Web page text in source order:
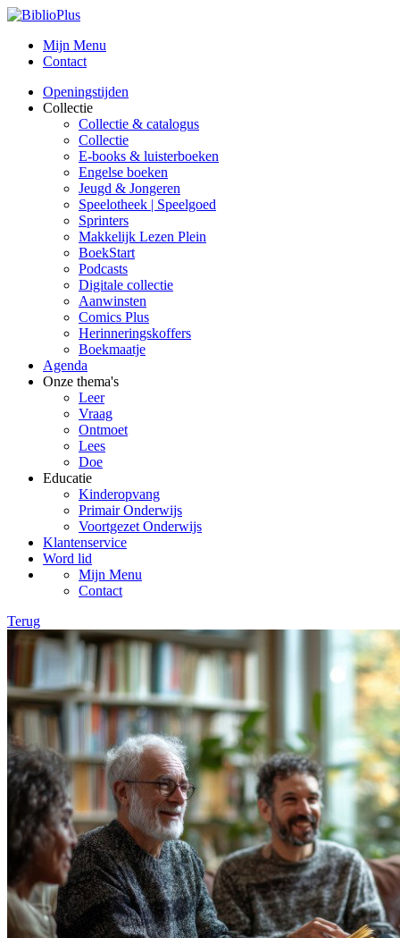
Mijn Menu
Contact
Openingstijden
Collectie
Collectie & catalogus
Collectie
E-books & luisterboeken
Engelse boeken
Jeugd & Jongeren
Speelotheek | Speelgoed
Sprinters
Makkelijk Lezen Plein
BoekStart
Podcasts
Digitale collectie
Aanwinsten
Comics Plus
Herinneringskoffers
Boekmaatje
Agenda
Onze thema's
Leer
Vraag
Ontmoet
Lees
Doe
Educatie
Kinderopvang
Primair Onderwijs
Voortgezet Onderwijs
Klantenservice
Word lid
Mijn Menu
Contact
Terug